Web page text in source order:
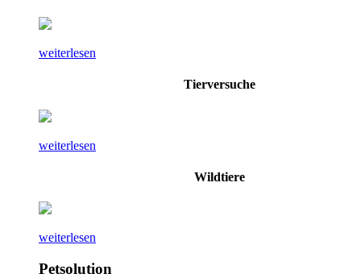
weiterlesen
Tierversuche
weiterlesen
Wildtiere
weiterlesen
Petsolution